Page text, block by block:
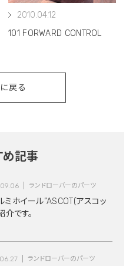
2010.04.12
101 FORWARD CONTROL
戻る
め記事
ランドローバーのパーツ
ミホイール”ASCOT(アスコッ
介です。
ランドローバーのパーツ